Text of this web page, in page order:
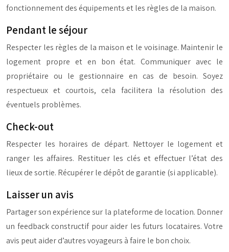
fonctionnement des équipements et les règles de la maison.
Pendant le séjour
Respecter les règles de la maison et le voisinage. Maintenir le
logement propre et en bon état. Communiquer avec le
propriétaire ou le gestionnaire en cas de besoin. Soyez
respectueux et courtois, cela facilitera la résolution des
éventuels problèmes.
Check-out
Respecter les horaires de départ. Nettoyer le logement et
ranger les affaires. Restituer les clés et effectuer l’état des
lieux de sortie. Récupérer le dépôt de garantie (si applicable).
Laisser un avis
Partager son expérience sur la plateforme de location. Donner
un feedback constructif pour aider les futurs locataires. Votre
avis peut aider d’autres voyageurs à faire le bon choix.